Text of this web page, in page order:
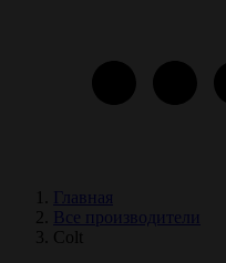
Главная
Все производители
Colt